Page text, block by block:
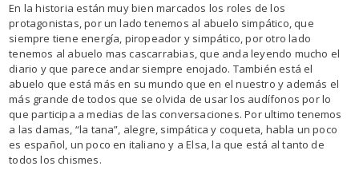
En la historia están muy bien marcados los roles de los
protagonistas, por un lado tenemos al abuelo simpático, que
siempre tiene energía, piropeador y simpático, por otro lado
tenemos al abuelo mas cascarrabias, que anda leyendo mucho el
diario y que parece andar siempre enojado. También está el
abuelo que está más en su mundo que en el nuestro y además el
más grande de todos que se olvida de usar los audífonos por lo
que participa a medias de las conversaciones. Por ultimo tenemos
a las damas, “la tana”, alegre, simpática y coqueta, habla un poco
es español, un poco en italiano y a Elsa, la que está al tanto de
todos los chismes.